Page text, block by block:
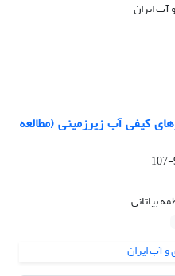
کیفی آب زیرزمینی (مطالعه
بیاتانی